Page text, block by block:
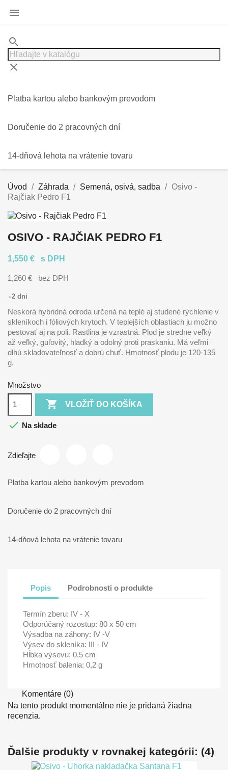

search
clear
Platba kartou alebo bankovým prevodom
Doručenie do 2 pracovných dní
14-dňová lehota na vrátenie tovaru
Úvod Záhrada Semená, osivá, sadba
Osivo -
Rajčiak Pedro F1
OSIVO - RAJČIAK PEDRO F1
1,550 € s DPH
1,260 € bez DPH
2 dni
Neskorá hybridná odroda určená na teplé aj studené rýchlenie v
skleníkoch i fóliových krytoch. V teplejších oblastiach ju možno
pestovať aj na poli. Rastlina je vzrastná. Plod je stredne veľký
až veľký, guľovitý, hladký a odolný proti praskaniu. Má veľmi
dlhú skladovateľnosť a dobrú chuť. Hmotnosť plodu je 120-135
g.
Množstvo
 VLOŽIŤ DO KOŠÍKA
 Na sklade
Zdieľajte
Platba kartou alebo bankovým prevodom
Doručenie do 2 pracovných dní
14-dňová lehota na vrátenie tovaru
Popis Podrobnosti o produkte
Termín zberu: IV - X
Odporúčaný rozostup: 80 x 50 cm
Výsadba na záhony: IV -V
Výsev do skleníka: III - IV
Hĺbka výsevu: 0,5 cm
Hmotnosť balenia: 0,2 g
Komentáre (0)
Na tento produkt momentálne nie je pridaná žiadna
recenzia.
Ďalšie produkty v rovnakej kategórii: (4)